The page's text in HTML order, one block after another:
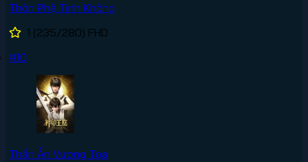
Thôn Phệ Tinh Không
1 (235/280) FHD
#10
Thần Ấn Vương Tọa